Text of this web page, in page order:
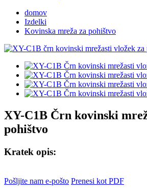
domov
Izdelki
Kovinska mreža za pohištvo
XY-C1B Črn kovinski
pohištvo
Kratek opis:
Pošljite nam e-pošto Prenesi kot PDF